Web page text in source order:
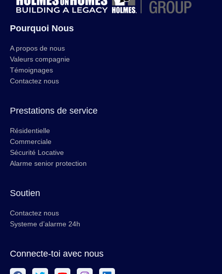
Pourquoi Nous
A propos de nous
Valeurs compagnie
Témoignages
Contactez nous
Prestations de service
Résidentielle
Commerciale
Sécurité Locative
Alarme senior protection
Soutien
Contactez nous
Systeme d’alarme 24h
Connecte-toi avec nous